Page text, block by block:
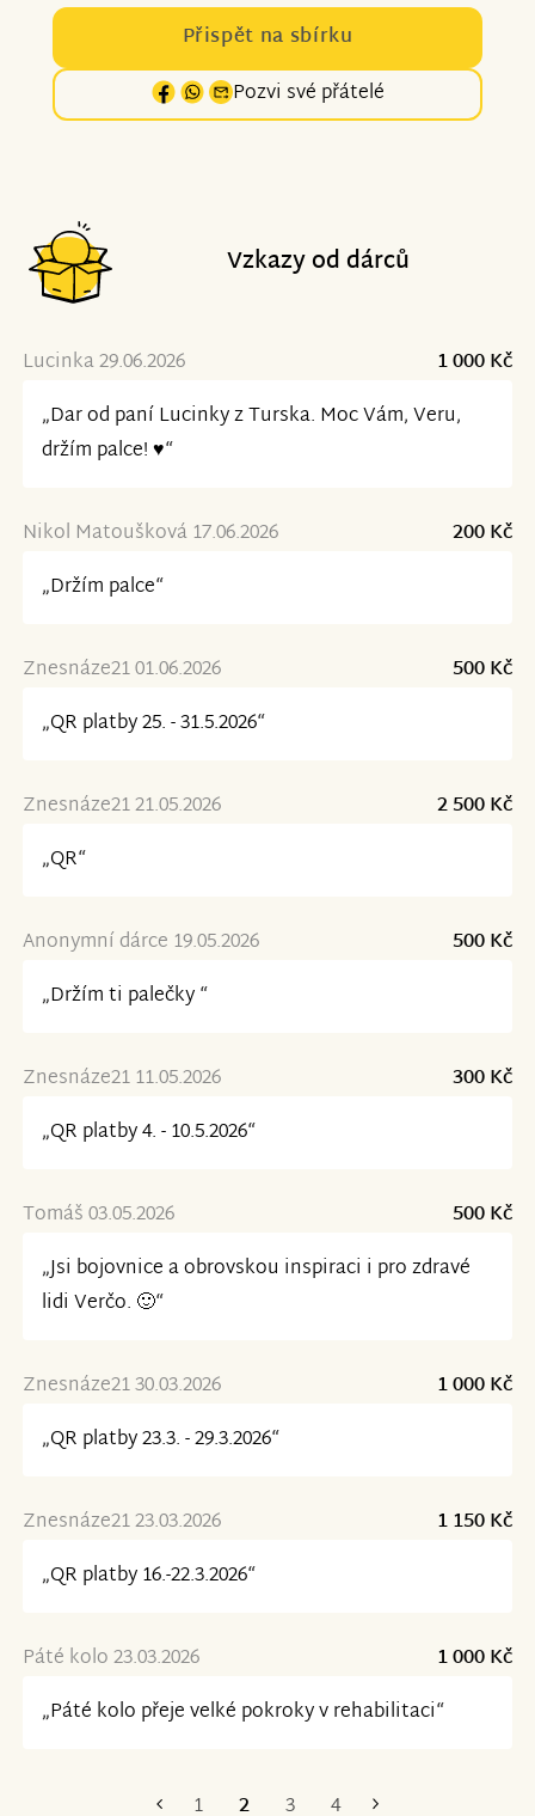
Přispět na sbírku
Pozvi své přátelé
Vzkazy od dárců
Lucinka 29.06.2026
1 000 Kč
„Dar od paní Lucinky z Turska. Moc Vám, Veru,
držím palce! ♥️“
Nikol Matoušková 17.06.2026
200 Kč
„Držím palce“
Znesnáze21 01.06.2026
500 Kč
„QR platby 25. - 31.5.2026“
Znesnáze21 21.05.2026
2 500 Kč
„QR“
Anonymní dárce 19.05.2026
500 Kč
„Držím ti palečky “
Znesnáze21 11.05.2026
300 Kč
„QR platby 4. - 10.5.2026“
Tomáš 03.05.2026
500 Kč
„Jsi bojovnice a obrovskou inspiraci i pro zdravé
lidi Verčo. 🙂“
Znesnáze21 30.03.2026
1 000 Kč
„QR platby 23.3. - 29.3.2026“
Znesnáze21 23.03.2026
1 150 Kč
„QR platby 16.-22.3.2026“
Páté kolo 23.03.2026
1 000 Kč
„Páté kolo přeje velké pokroky v rehabilitaci“
1 2 3 4